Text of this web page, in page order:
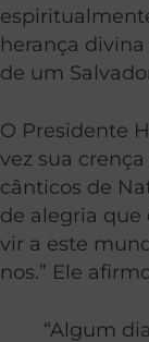
herança
de um
O Presidente
vez sua
cânticos de
de alegria que
vir a este
nos.” Ele
“Algum